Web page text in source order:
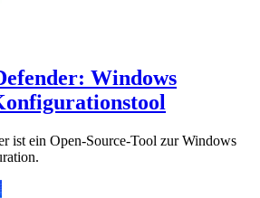
Windows
ist ein Open-Source-Tool zur Windows